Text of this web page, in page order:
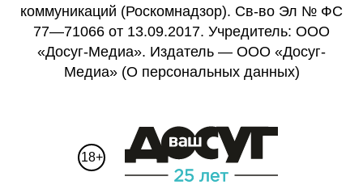
коммуникаций (Роскомнадзор). Св-во Эл № ФС
77—71066 от 13.09.2017. Учредитель: ООО
«Досуг-Медиа». Издатель — ООО «Досуг-
Медиа» (О персональных данных)
18+